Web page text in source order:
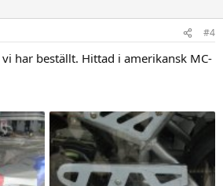
#4
har beställt. Hittad i amerikansk MC-